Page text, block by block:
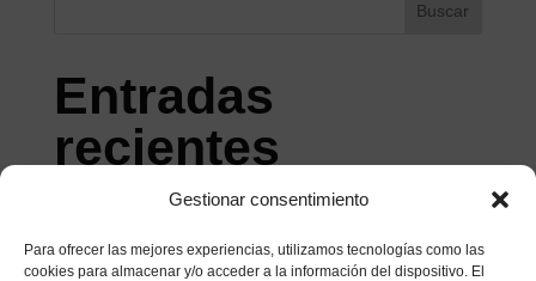
Gestionar consentimiento
Para ofrecer las mejores experiencias, utilizamos tecnologías como las
cookies para almacenar y/o acceder a la información del dispositivo. El
Buscar
Entradas
recientes
La Tríada de Beck: Qué es y Cómo Afecta a tu
Estilos de afrontamiento: ¿Cómo gestionas el